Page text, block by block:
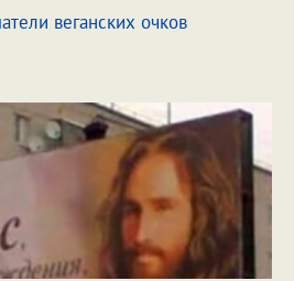
веганских очков